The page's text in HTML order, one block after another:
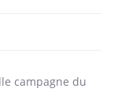
campagne du